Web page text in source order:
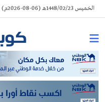
Skip
to
الخميس 1448/02/23هـ (06-08-2026م) | الكويت